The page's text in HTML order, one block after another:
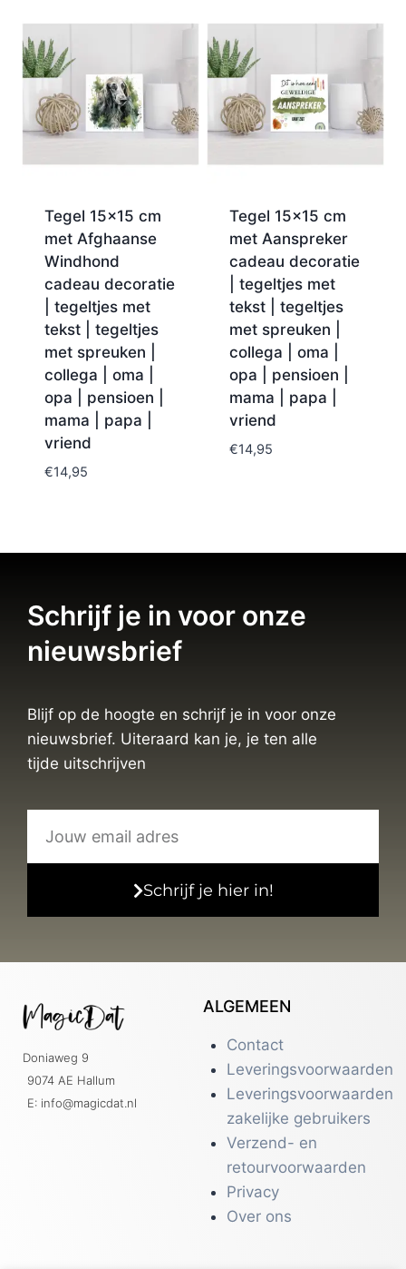
Tegel 15×15 cm
met Afghaanse
Windhond
cadeau decoratie
| tegeltjes met
tekst | tegeltjes
met spreuken |
collega | oma |
opa | pensioen |
mama | papa |
vriend
€14,95
Tegel 15×15 cm
met Aanspreker
cadeau decoratie
| tegeltjes met
tekst | tegeltjes
met spreuken |
collega | oma |
opa | pensioen |
mama | papa |
vriend
€14,95
Schrijf je in voor onze
nieuwsbrief
Blijf op de hoogte en schrijf je in voor onze
nieuwsbrief. Uiteraard kan je, je ten alle
tijde uitschrijven
Schrijf je hier in!
Doniaweg 9
9074 AE Hallum
E: info@magicdat.nl
ALGEMEEN
Contact
Leveringsvoorwaarden
Leveringsvoorwaarden
zakelijke gebruikers
Verzend- en
retourvoorwaarden
Privacy
Over ons